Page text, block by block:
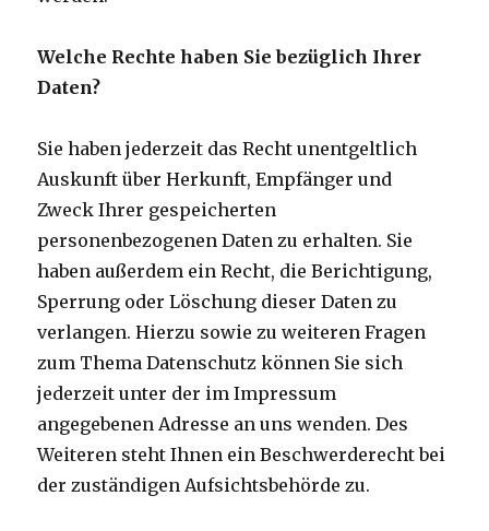
Welche Rechte haben Sie bezüglich Ihrer
Daten?
Sie haben jederzeit das Recht unentgeltlich
Auskunft über Herkunft, Empfänger und
Zweck Ihrer gespeicherten
personenbezogenen Daten zu erhalten. Sie
haben außerdem ein Recht, die Berichtigung,
Sperrung oder Löschung dieser Daten zu
verlangen. Hierzu sowie zu weiteren Fragen
zum Thema Datenschutz können Sie sich
jederzeit unter der im Impressum
angegebenen Adresse an uns wenden. Des
Weiteren steht Ihnen ein Beschwerderecht bei
der zuständigen Aufsichtsbehörde zu.